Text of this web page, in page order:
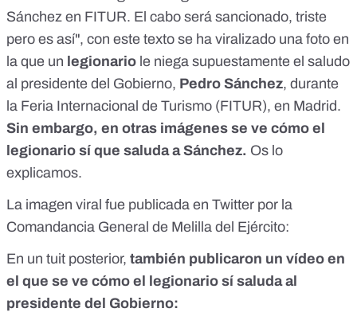
Sánchez en FITUR. El cabo será sancionado, triste
pero es así", con este texto se ha viralizado una foto en
la que un legionario le niega supuestamente el saludo
al presidente del Gobierno, Pedro Sánchez, durante
la Feria Internacional de Turismo (FITUR), en Madrid.
Sin embargo, en otras imágenes se ve cómo el
legionario sí que saluda a Sánchez. Os lo
explicamos.
La imagen viral fue publicada en Twitter por la
Comandancia General de Melilla del Ejército:
En un tuit posterior, también publicaron un vídeo en
el que se ve cómo el legionario sí saluda al
presidente del Gobierno: